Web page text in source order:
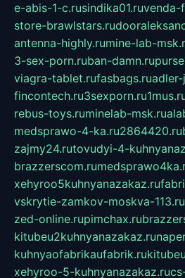
e-abis-1-c.rusindika01.ruvenda-
store-brawlstars.ru
antenna-highly.rumine-lab-
3-sex-porn.ruban-damn.ru
viagra-tablet.rufasbags.ruadler-
fincontech.ru3sexporn.ru
rebus-toys.ruminelab-msk.ru
medsprawo-4-ka.ru2864420.ru
zajmy24.rutovudyi-4-
brazzerscom.ru
xehyroo5kuhnyanazakaz.ru
vskrytie-zamkov-moskva-113.ru
zed-online.rupimchax.ru
kitubeu2kuhnyanazakaz.ru
kuhnyaofabrikaufabrik.ru
xehyroo-5-kuhnyanazakaz.ru